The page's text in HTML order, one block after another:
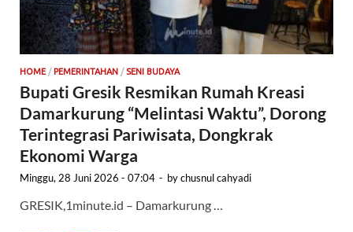
HOME / PEMERINTAHAN / SENI BUDAYA
Bupati Gresik Resmikan Rumah Kreasi
Damarkurung “Melintasi Waktu”, Dorong
Terintegrasi Pariwisata, Dongkrak
Ekonomi Warga
Minggu, 28 Juni 2026 - 07:04 - bychusnul cahyadi
GRESIK,1minute.id – Damarkurung …